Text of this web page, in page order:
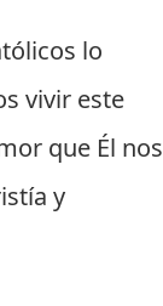
lo
vivir este
que Él nos
y